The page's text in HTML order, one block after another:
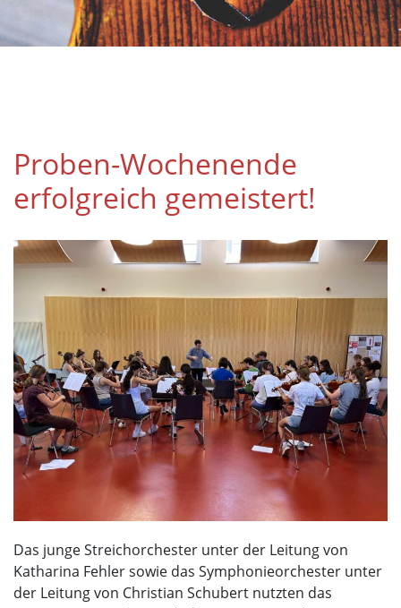
Proben-Wochenende
erfolgreich gemeistert!
Das junge Streichorchester unter der Leitung von
Katharina Fehler sowie das Symphonieorchester unter
der Leitung von Christian Schubert nutzten das